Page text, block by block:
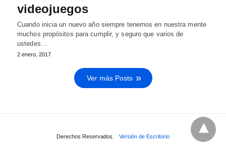
videojuegos
Cuando inicia un nuevo año siempre tenemos en nuestra mente
muchos propósitos para cumplir, y seguro que varios de
ustedes…
2 enero, 2017
Ver más Posts
Derechos Reservados. Versión de Escritorio